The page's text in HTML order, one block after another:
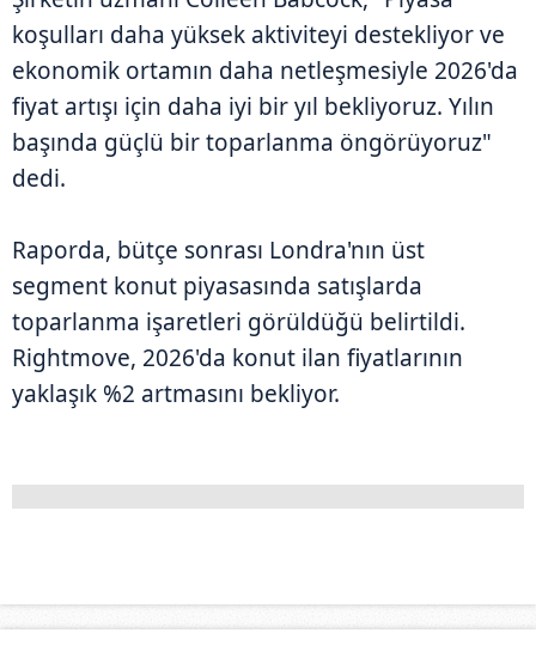
koşulları daha yüksek aktiviteyi destekliyor ve
ekonomik ortamın daha netleşmesiyle 2026'da
fiyat artışı için daha iyi bir yıl bekliyoruz. Yılın
başında güçlü bir toparlanma öngörüyoruz"
dedi.
Raporda, bütçe sonrası Londra'nın üst
segment konut piyasasında satışlarda
toparlanma işaretleri görüldüğü belirtildi.
Rightmove, 2026'da konut ilan fiyatlarının
yaklaşık %2 artmasını bekliyor.